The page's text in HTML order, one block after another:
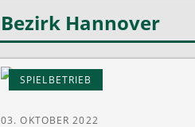
Bezirk Hannover
SPIELBETRIEB
03. OKTOBER 2022